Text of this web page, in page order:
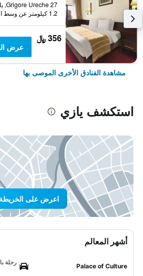
1.2 كيلومتر عن وسط المدينة
356 ﷼
عرض
مشاهدة الفنادق الأخرى الموصى بها
استكشف يازي
اعرض على الخريطة
أشهر المعالم
Palace of Culture
رحلة